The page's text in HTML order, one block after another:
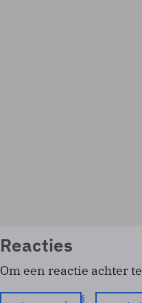
Reacties
Om een reactie achter